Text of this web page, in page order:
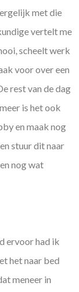
met die
vertelt me
scheelt werk
voor over een
rest van de dag
is het ook
en maak nog
stuur dit naar
nog wat
ervoor had ik
het naar bed
meneer in